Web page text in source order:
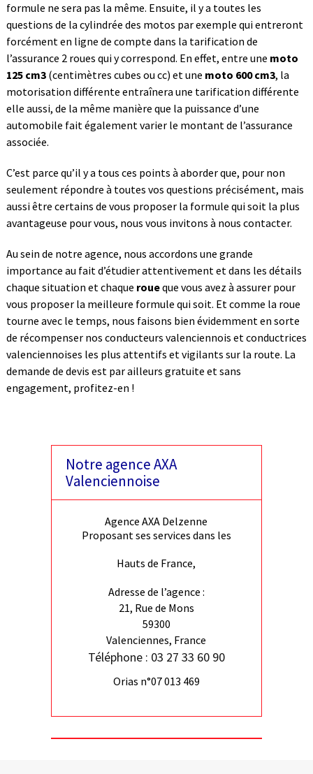
formule ne sera pas la même. Ensuite, il y a toutes les
questions de la cylindrée des motos par exemple qui entreront
forcément en ligne de compte dans la tarification de
l’assurance 2 roues qui y correspond. En effet, entre une moto
125 cm3(centimètres cubes ou cc) et une moto 600 cm3, la
motorisation différente entraînera une tarification différente
elle aussi, de la même manière que la puissance d’une
automobile fait également varier le montant de l’assurance
associée.
C’est parce qu’il y a tous ces points à aborder que, pour non
seulement répondre à toutes vos questions précisément, mais
aussi être certains de vous proposer la formule qui soit la plus
avantageuse pour vous, nous vous invitons à nous contacter.
Au sein de notre agence, nous accordons une grande
importance au fait d’étudier attentivement et dans les détails
chaque situation et chaque roueque vous avez à assurer pour
vous proposer la meilleure formule qui soit. Et comme la roue
tourne avec le temps, nous faisons bien évidemment en sorte
de récompenser nos conducteurs valenciennois et conductrices
valenciennoises les plus attentifs et vigilants sur la route. La
demande de devis est par ailleurs gratuite et sans
engagement, profitez-en !
Notre agence AXA
Valenciennoise
Agence AXA Delzenne
Proposant ses services dans les
Hauts de France,
Adresse de l’agence :
21, Rue de Mons
59300
Valenciennes, France
Téléphone : 03 27 33 60 90
Orias n°07 013 469